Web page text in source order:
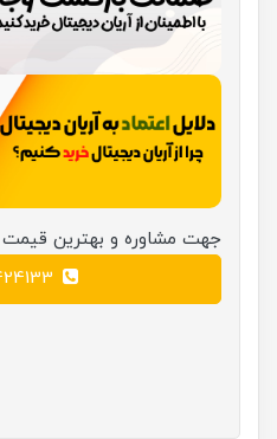
جهت مشاوره و بهترین